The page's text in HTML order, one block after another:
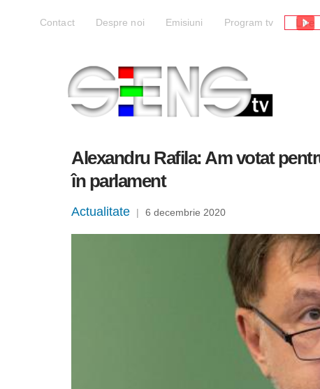
Contact Despre noi Emisiuni Program tv Live
Alexandru Rafila: Am votat
în parlament
Actualitate | 6 decembrie 2020